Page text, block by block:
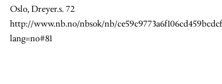
Oslo, Dreyer.s. 72
http://www.nb.no/nbsok/nb/
lang=no#81